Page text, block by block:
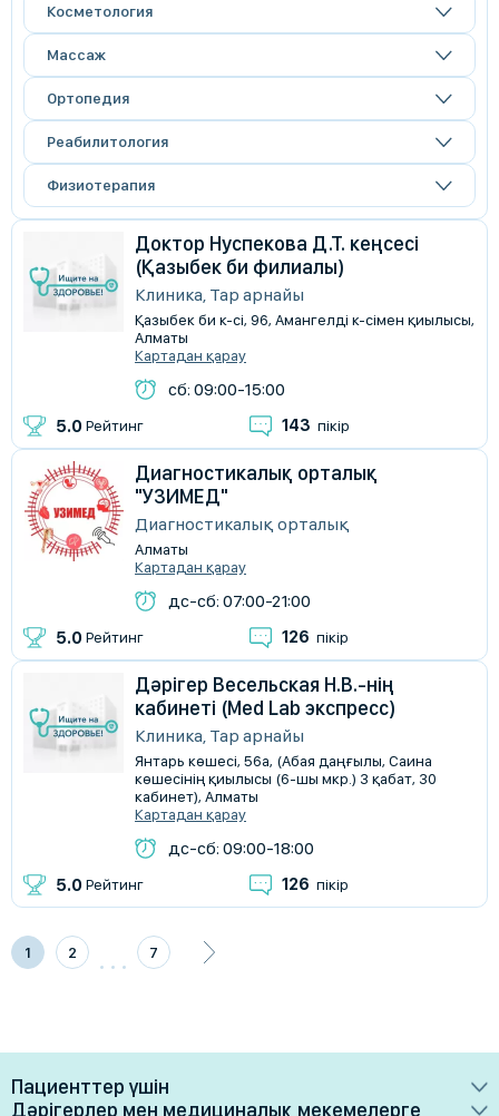
Косметология
Массаж
Ортопедия
Реабилитология
Физиотерапия
Доктор Нуспекова Д.Т. кеңсесі
(Қазыбек би филиалы)
Клиника, Тар арнайы
Қазыбек би к-сі, 96, Амангелді к-сімен қиылысы,
Алматы
Картадан қарау
сб: 09:00-15:00
5.0 Рейтинг 143 пікір
Диагностикалық орталық
"УЗИМЕД"
Диагностикалық орталық
Алматы
Картадан қарау
дс-сб: 07:00-21:00
5.0 Рейтинг 126 пікір
Дәрігер Весельская Н.В.-нің
кабинеті (Med Lab экспресс)
Клиника, Тар арнайы
Янтарь көшесі, 56а, (Абая даңғылы, Саина
көшесінің қиылысы (6-шы мкр.) 3 қабат, 30
кабинет), Алматы
Картадан қарау
дс-сб: 09:00-18:00
5.0 Рейтинг 126 пікір
1 2 7
Пациенттер үшін
Дәрігерлер
Дәрігерлер мен медициналық мекемелерге